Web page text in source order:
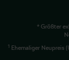
* Größter
1 Ehemaliger Neupreis